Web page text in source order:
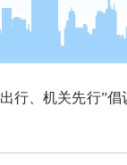
、机关先行”倡